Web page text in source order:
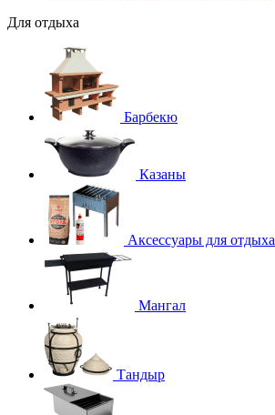
Для отдыха
Барбекю
Казаны
Аксессуары для отдыха
Мангал
Тандыр